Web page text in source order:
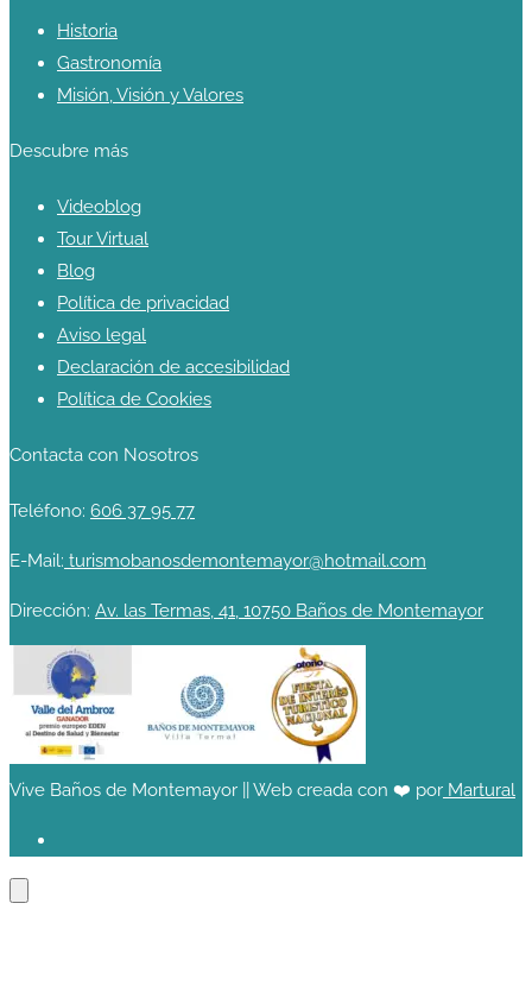
Historia
Gastronomía
Misión, Visión y Valores
Descubre más
Videoblog
Tour Virtual
Blog
Política de privacidad
Aviso legal
Declaración de accesibilidad
Política de Cookies
Contacta con Nosotros
Teléfono: 606 37 95 77
E-Mail: turismobanosdemontemayor@hotmail.com
Dirección: Av. las Termas, 41, 10750 Baños de Montemayor
Vive Baños de Montemayor || Web creada con ❤️ por Martural